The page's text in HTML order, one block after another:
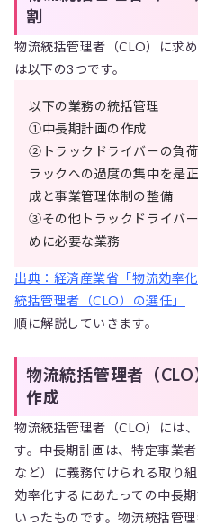
割
物流統括管理者（CLO）に求
は以下の3つです。
以下の業務の統括管理
①中長期計画の作成
➁トラックドライバーの負
ラックへの過度の集中を是
成と事業管理体制の整備
➂その他トラックドライバ
めに必要な業務
出典：経済産業省「物流効率
統括管理者（CLO）の選任」
順に解説していきます。
物流統括管理者（
作成
物流統括管理者（CLO）には
す。中長期計画は、特定事業
など）に義務付けられる取り
効率化するにあたっての中長
いったものです。物流統括管